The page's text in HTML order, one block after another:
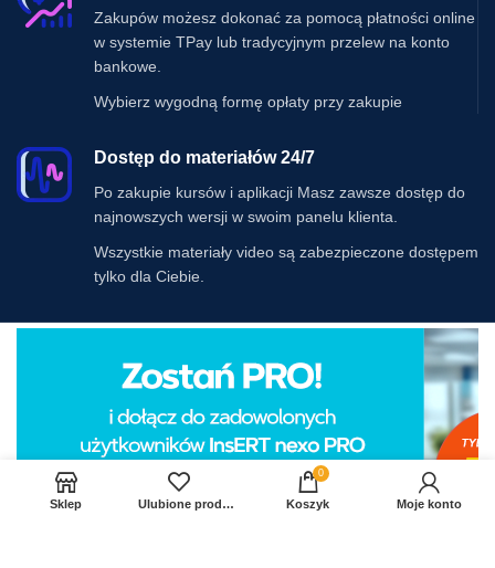
Zakupów możesz dokonać za pomocą płatności online
w systemie TPay lub tradycyjnym przelew na konto
bankowe.
Wybierz wygodną formę opłaty przy zakupie
Dostęp do materiałów 24/7
Po zakupie kursów i aplikacji Masz zawsze dostęp do
najnowszych wersji w swoim panelu klienta.
Wszystkie materiały video są zabezpieczone dostępem
tylko dla Ciebie.
Sklep Ulubione produkty
0
Koszyk Moje konto